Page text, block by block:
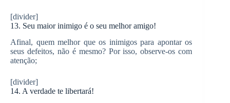
[divider]
13. Seu maior inimigo é o seu melhor amigo!
Afinal, quem melhor que os inimigos para apontar os
seus defeitos, não é mesmo? Por isso, observe-os com
atenção;
[divider]
14. A verdade te libertará!